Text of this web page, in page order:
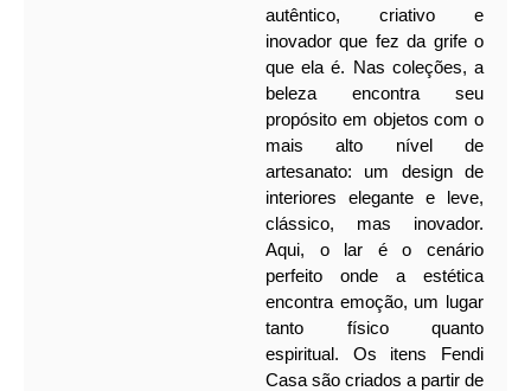
autêntico, criativo e
inovador que fez da grife o
que ela é. Nas coleções, a
beleza encontra seu
propósito em objetos com o
mais alto nível de
artesanato: um design de
interiores elegante e leve,
clássico, mas inovador.
Aqui, o lar é o cenário
perfeito onde a estética
encontra emoção, um lugar
tanto físico quanto
espiritual.
Os itens Fendi
Casa são criados a partir de